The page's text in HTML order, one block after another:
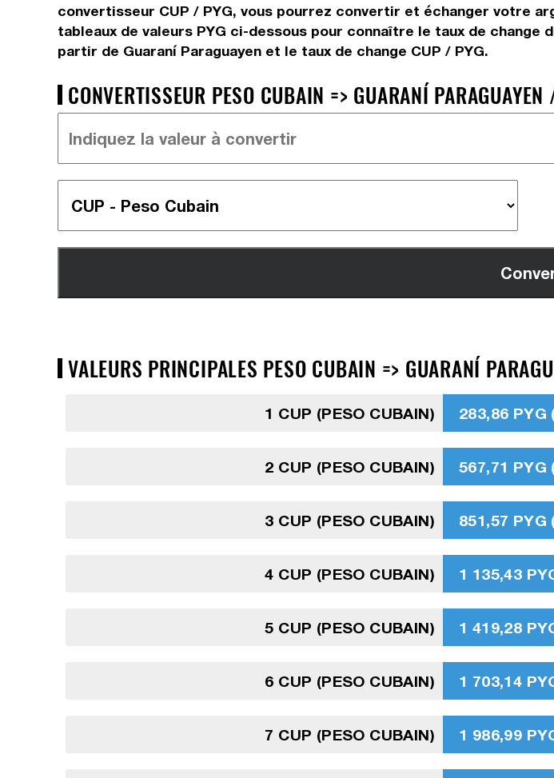
convertisseur CUP / PYG, vous pourrez convertir et échanger votre
tableaux de valeurs PYG ci-dessous pour connaître le taux de change
partir de Guaraní Paraguayen et le taux de change CUP / PYG.
CONVERTISSEUR PESO CUBAIN => GUARANÍ
VALEURS PRINCIPALES PESO CUBAIN => GUARANÍ
1 CUP (PESO CUBAIN) 283,86 PYG
2 CUP (PESO CUBAIN) 567,71 PYG
3 CUP (PESO CUBAIN) 851,57 PYG
4 CUP (PESO CUBAIN) 1 135,43
5 CUP (PESO CUBAIN) 1 419,28
6 CUP (PESO CUBAIN) 1 703,14
7 CUP (PESO CUBAIN) 1 986,99